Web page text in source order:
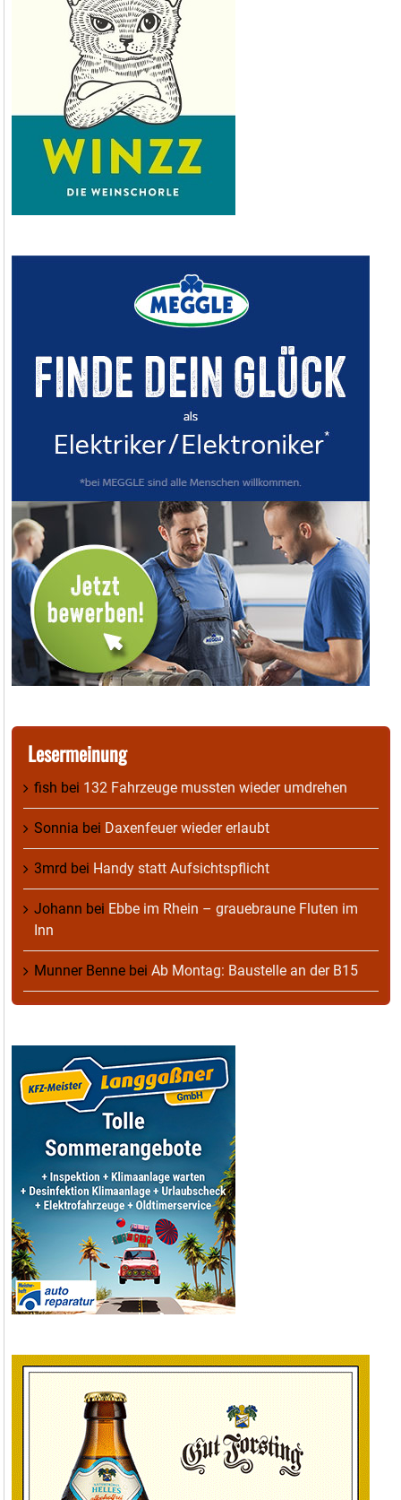
Lesermeinung
fish bei 132 Fahrzeuge mussten wieder umdrehen
Sonnia bei Daxenfeuer wieder erlaubt
3mrd bei Handy statt Aufsichtspflicht
Johann bei Ebbe im Rhein – grauebraune Fluten im
Inn
Munner Benne bei Ab Montag: Baustelle an der B15